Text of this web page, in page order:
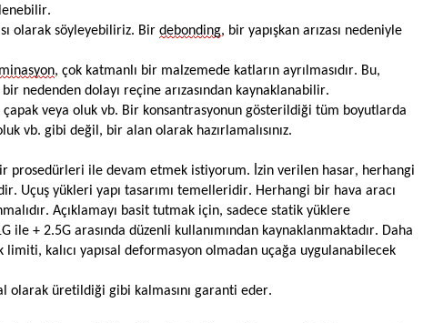
olarak söyleyebiliriz. Bir debonding, bir yapışkan arızası nedeniyle
, çok katmanlı bir malzemede katların ayrılmasıdır. Bu,
nedenden dolayı reçine arızasından kaynaklanabilir.
veya oluk vb. Bir konsantrasyonun gösterildiği tüm boyutlarda
vb. gibi değil, bir alan olarak hazırlamalısınız.
ile devam etmek istiyorum. İzin verilen hasar, herhangi
Uçuş yükleri yapı tasarımı temelleridir. Herhangi bir hava aracı
Açıklamayı basit tutmak için, sadece statik yüklere
ile + 2.5G arasında düzenli kullanımından kaynaklanmaktadır. Daha
kalıcı yapısal deformasyon olmadan uçağa uygulanabilecek
olarak üretildiği gibi kalmasını garanti eder.